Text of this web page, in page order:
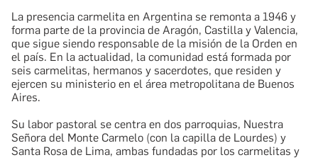
La presencia carmelita en Argentina se remonta a 1946 y
forma parte de la provincia de Aragón, Castilla y Valencia,
que sigue siendo responsable de la misión de la Orden en
el país. En la actualidad, la comunidad está formada por
seis carmelitas, hermanos y sacerdotes, que residen y
ejercen su ministerio en el área metropolitana de Buenos
Aires.
Su labor pastoral se centra en dos parroquias, Nuestra
Señora del Monte Carmelo (con la capilla de Lourdes) y
Santa Rosa de Lima, ambas fundadas por los carmelitas y